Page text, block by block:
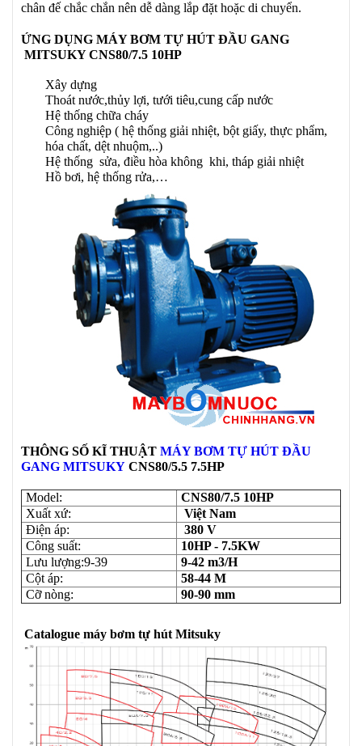
chân đế chắc chắn nên dễ dàng lắp đặt hoặc di chuyển.
ỨNG DỤNG MÁY BƠM TỰ HÚT ĐẦU GANG
MITSUKY CNS80/7.5 10HP
Xây dựng
Thoát nước,thủy lợi, tưới tiêu,cung cấp nước
Hệ thống chữa cháy
Công nghiệp ( hệ thống giải nhiệt, bột giấy, thực phẩm,
hóa chất, dệt nhuộm,..)
Hệ thống sửa, điều hòa không khi, tháp giải nhiệt
Hồ bơi, hệ thống rửa,…
THÔNG SỐ KĨ THUẬT MÁY BƠM TỰ HÚT ĐẦU
GANG MITSUKY CNS80/5.5 7.5HP
Model:
CNS80/7.5 10HP
Xuất xứ:
Việt Nam
Điện áp:
380 V
Công suất:
10HP - 7.5KW
Lưu lượng:9-39
9-42 m3/H
Cột áp:
58-44 M
Cỡ nòng:
90-90 mm
Catalogue máy bơm tự hút Mitsuky